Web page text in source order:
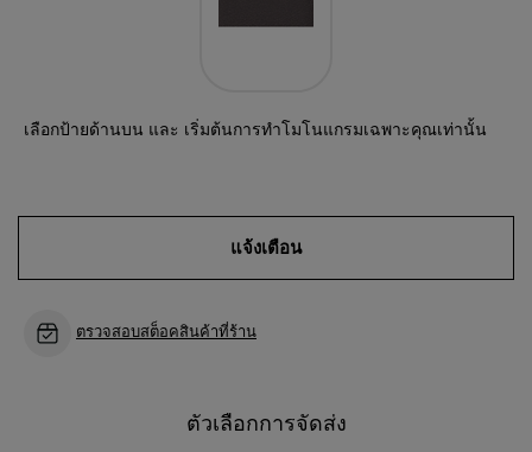
เลือกป้ายด้านบน และ เริ่มต้นการทำโมโนแกรมเฉพาะคุณเท่านั้น
แจ้งเตือน
ตรวจสอบสต็อคสินค้าที่ร้าน
ตัวเลือกการจัดส่ง